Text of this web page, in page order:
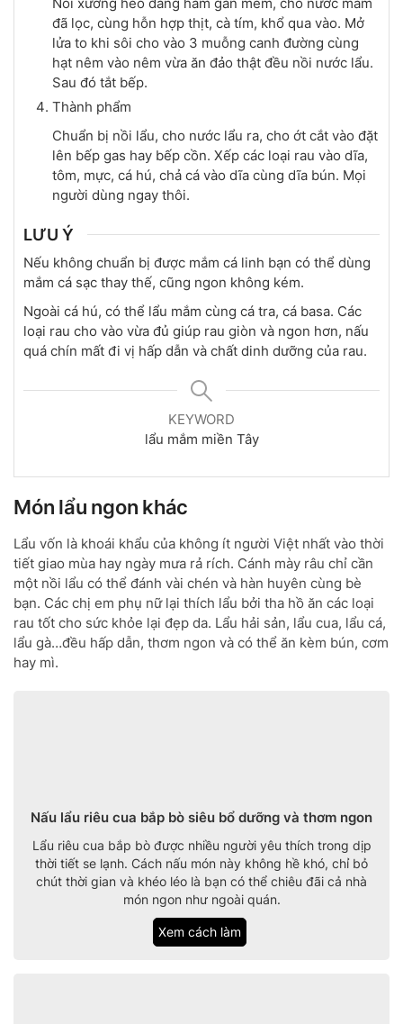
đã lọc, cùng hỗn hợp thịt, cà tím, khổ qua vào. Mở
lửa to khi sôi cho vào 3 muỗng canh đường cùng
hạt nêm vào nêm vừa ăn đảo thật đều nồi nước lẩu.
Sau đó tắt bếp.
Thành phẩm
Chuẩn bị nồi lẩu, cho nước lẩu ra, cho ớt cắt vào đặt
lên bếp gas hay bếp cồn. Xếp các loại rau vào dĩa,
tôm, mực, cá hú, chả cá vào dĩa cùng dĩa bún. Mọi
người dùng ngay thôi.
LƯU Ý
Nếu không chuẩn bị được mắm cá linh bạn có thể dùng
mắm cá sạc thay thế, cũng ngon không kém.
Ngoài cá hú, có thể lẩu mắm cùng cá tra, cá basa. Các
loại rau cho vào vừa đủ giúp rau giòn và ngon hơn, nấu
quá chín mất đi vị hấp dẫn và chất dinh dưỡng của rau.
KEYWORD
lẩu mắm miền Tây
Món lẩu ngon khác
Lẩu vốn là khoái khẩu của không ít người Việt nhất vào thời
tiết giao mùa hay ngày mưa rả rích. Cánh mày râu chỉ cần
một nồi lẩu có thể đánh vài chén và hàn huyên cùng bè
bạn. Các chị em phụ nữ lại thích lẩu bởi tha hồ ăn các loại
rau tốt cho sức khỏe lại đẹp da. Lẩu hải sản, lẩu cua, lẩu cá,
lẩu gà…đều hấp dẫn, thơm ngon và có thể ăn kèm bún, cơm
hay mì.
Nấu lẩu riêu cua bắp bò siêu bổ dưỡng và thơm ngon
Lẩu riêu cua bắp bò được nhiều người yêu thích trong dịp
thời tiết se lạnh. Cách nấu món này không hề khó, chỉ bỏ
chút thời gian và khéo léo là bạn có thể chiêu đãi cả nhà
món ngon như ngoài quán.
Xem cách làm